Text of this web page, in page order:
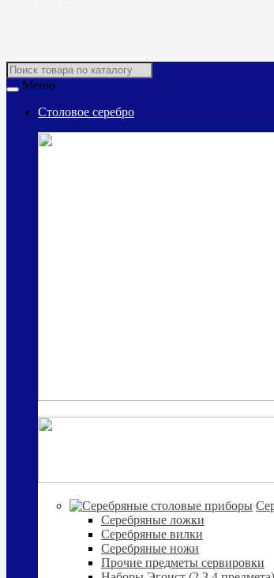
Меню
Столовое серебро
Серебряные ложки
Серебряные вилки
Серебряные ножи
Прочие предметы сервировки